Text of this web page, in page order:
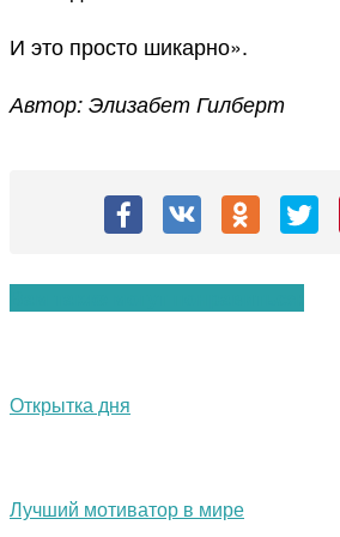
И это просто шикарно».
Автор: Элизабет Гилберт
Открытка дня
Лучший мотиватор в мире